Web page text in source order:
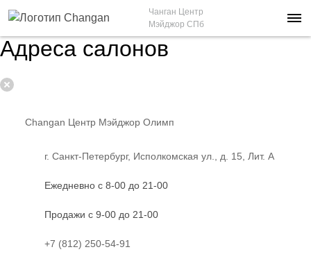
Чанган Центр
Мэйджор СПб
Адреса салонов
Changan Центр Мэйджор Олимп
г. Санкт-Петербург, Исполкомская ул., д. 15, Лит. А
Ежедневно с 8-00 до 21-00
Продажи с 9-00 до 21-00
+7 (812) 250-54-91